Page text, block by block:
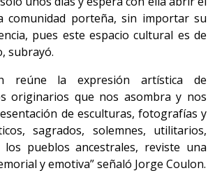
comunidad porteña, sin importar su
pues este espacio cultural es de
subrayó.
reúne la expresión artística de
originarios que nos asombra y nos
de esculturas, fotografías y
sagrados, solemnes, utilitarios,
los pueblos ancestrales, reviste una
y emotiva” señaló Jorge Coulon.